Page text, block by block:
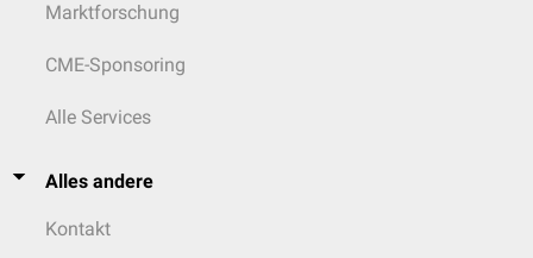
Marktforschung
CME-Sponsoring
Alle Services
Alles andere
Kontakt